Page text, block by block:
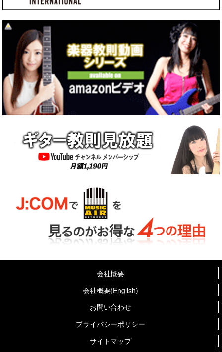
会社概要
会社概要(English)
お問い合わせ
プライバシーポリシー
サイトマップ